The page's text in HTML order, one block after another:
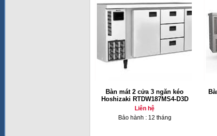
Bàn mát 2 cửa 3 ngăn kéo
Hoshizaki RTDW187MS4-D3D
Liên hệ
Bảo hành : 12 tháng